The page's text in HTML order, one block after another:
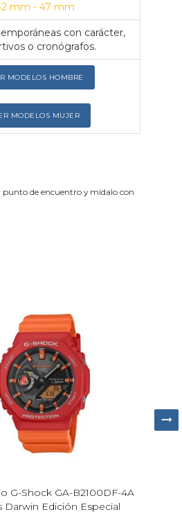
mm - 47 mm
con carácter,
o cronógrafos.
MODELOS HOMBRE
MODELOS MUJER
punto de encuentro y mídalo con
G-Shock GA-B2100DF-4A
Darwin Edición Especial